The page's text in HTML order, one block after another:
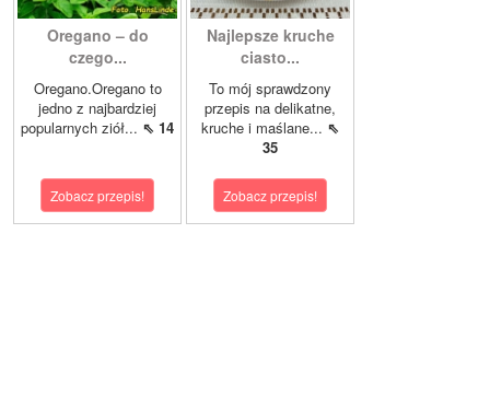
Oregano – do
czego...
Oregano.Oregano to
jedno z najbardziej
popularnych ziół... ⇖ 14
Zobacz przepis!
Najlepsze kruche
ciasto...
To mój sprawdzony
przepis na delikatne,
kruche i maślane... ⇖
35
Zobacz przepis!